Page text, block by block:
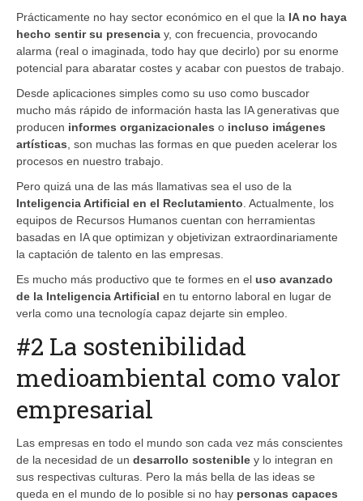
Prácticamente no hay sector económico en el que la IA no haya
hecho sentir su presencia y, con frecuencia, provocando
alarma (real o imaginada, todo hay que decirlo) por su enorme
potencial para abaratar costes y acabar con puestos de trabajo.
Desde aplicaciones simples como su uso como buscador
mucho más rápido de información hasta las IA generativas que
producen informes organizacionales o incluso imágenes
artísticas , son muchas las formas en que pueden acelerar los
procesos en nuestro trabajo.
Pero quizá una de las más llamativas sea el uso de la
Inteligencia Artificial en el Reclutamiento . Actualmente, los
equipos de Recursos Humanos cuentan con herramientas
basadas en IA que optimizan y objetivizan extraordinariamente
la captación de talento en las empresas.
Es mucho más productivo que te formes en el uso avanzado
de la Inteligencia Artificial en tu entorno laboral en lugar de
verla como una tecnología capaz dejarte sin empleo.
#2 La sostenibilidad
medioambiental como valor
empresarial
Las empresas en todo el mundo son cada vez más conscientes
de la necesidad de un desarrollo sostenible y lo integran en
sus respectivas culturas. Pero la más bella de las ideas se
queda en el mundo de lo posible si no hay personas capaces